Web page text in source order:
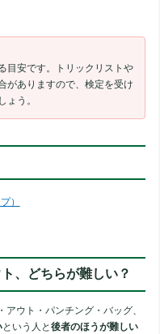
目安です。トリックリストや
がありますので、検定を受け
ょう。
）
、どちらが難しい？
ウト・パンチング・バッグ、
という人と後者のほうが難しい